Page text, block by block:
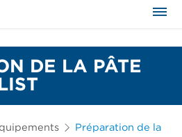
DE LA PÂTE
Préparation de la